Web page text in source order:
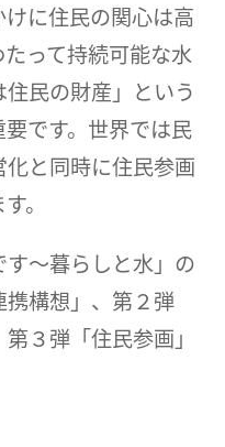
に住民の関心は高
って持続可能な水
民の財産」という
です。世界では民
と同時に住民参画
。
～暮らしと水」の
構想」、第２弾
３弾「住民参画」